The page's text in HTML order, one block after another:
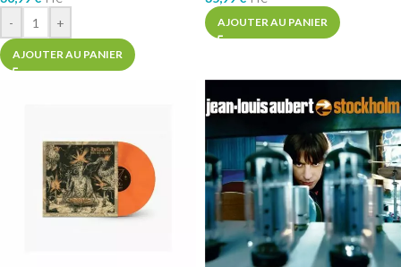
- +
AJOUTER AU PANIER
AJOUTER AU PANIER